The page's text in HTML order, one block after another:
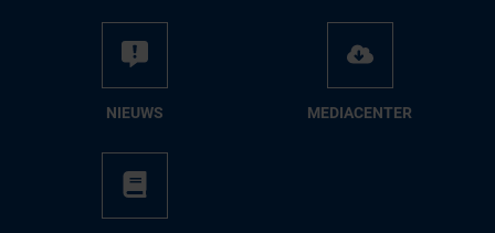
NIEUWS ME­DIA­CEN­TER